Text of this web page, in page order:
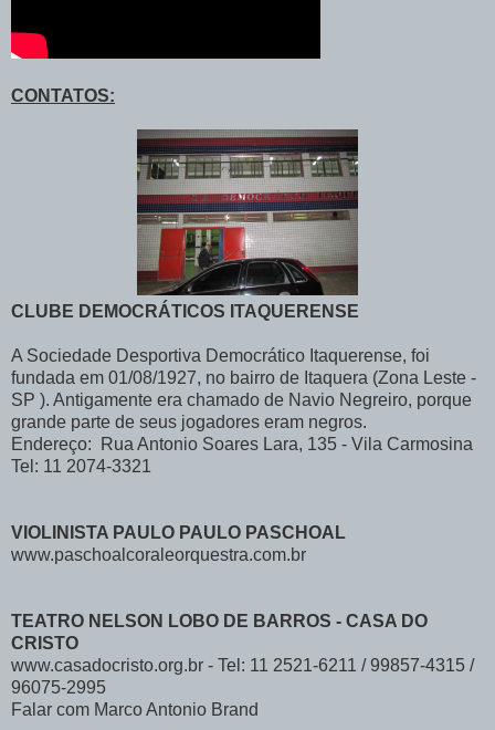
CONTATOS:
CLUBE DEMOCRÁTICOS ITAQUERENSE
A Sociedade Desportiva Democrático Itaquerense, foi
fundada em 01/08/1927, no bairro de Itaquera (Zona Leste -
SP ). Antigamente era chamado de Navio Negreiro, porque
grande parte de seus jogadores eram negros.
Endereço: Rua Antonio Soares Lara, 135 - Vila Carmosina
Tel: 11 2074-3321
VIOLINISTA PAULO PAULO PASCHOAL
www.paschoalcoraleorquestra.com.br
TEATRO NELSON LOBO DE BARROS - CASA DO
CRISTO
www.casadocristo.org.br - Tel: 11 2521-6211 / 99857-4315 /
96075-2995
Falar com Marco Antonio Brand